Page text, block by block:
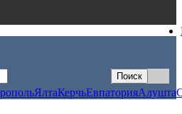
ЯлтаКерчьЕвпаторияАлушта